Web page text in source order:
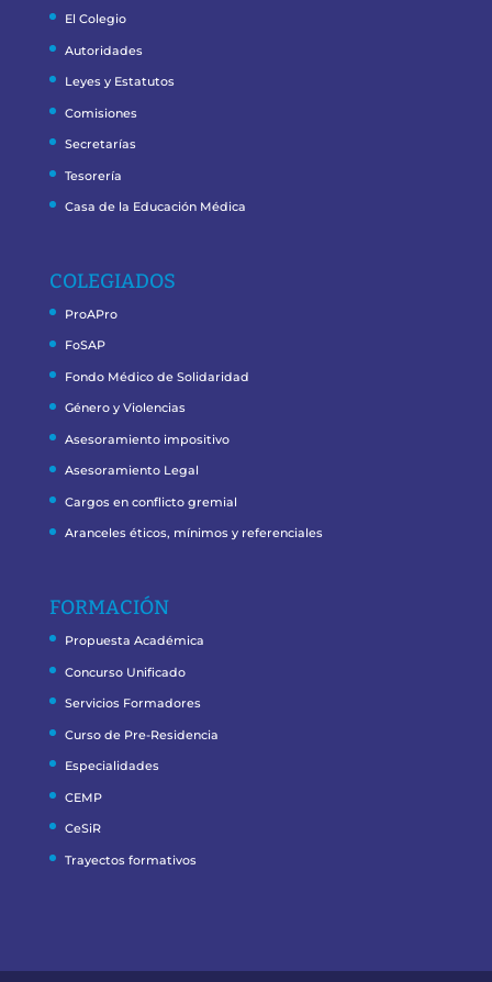
El Colegio
Autoridades
Leyes y Estatutos
Comisiones
Secretarías
Tesorería
Casa de la Educación Médica
COLEGIADOS
ProAPro
FoSAP
Fondo Médico de Solidaridad
Género y Violencias
Asesoramiento impositivo
Asesoramiento Legal
Cargos en conflicto gremial
Aranceles éticos, mínimos y referenciales
FORMACIÓN
Propuesta Académica
Concurso Unificado
Servicios Formadores
Curso de Pre-Residencia
Especialidades
CEMP
CeSiR
Trayectos formativos